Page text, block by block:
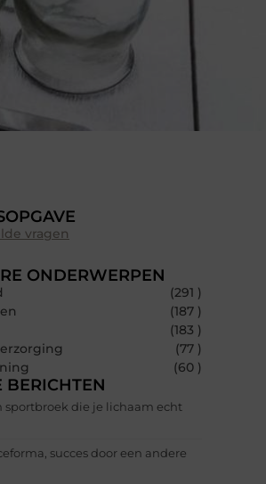
vragen
ONDERWERPEN
(291 )
(187 )
(183 )
(77 )
(60 )
BERICHTEN
sportbroek die je lichaam echt
succes door een andere